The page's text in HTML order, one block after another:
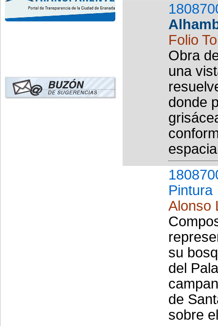
Folio
Obra
una
donde
Pintura
Alonso
su
del
de
sobre